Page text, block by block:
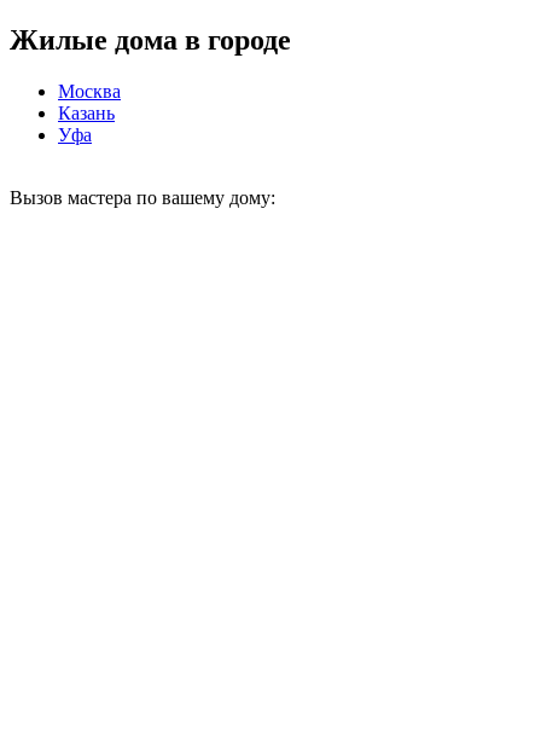
Жилые дома в городе
Москва
Казань
Уфа
Вызов мастера по вашему дому: